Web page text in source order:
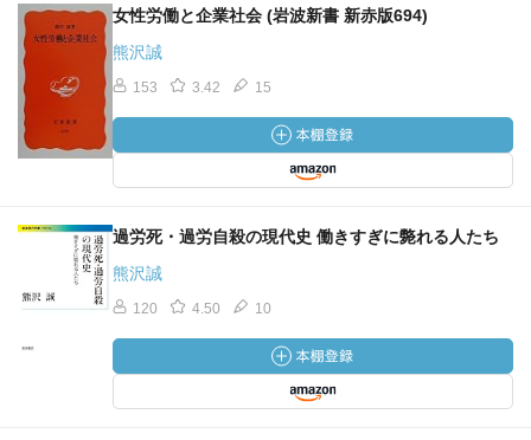
女性労働と企業社会 (岩波新書 新赤版694)
熊沢誠
153 3.42 15
過労死・過労自殺の現代史 働きすぎに斃れる人たち
熊沢誠
120 4.50 10